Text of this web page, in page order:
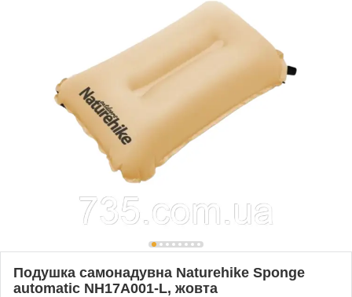
Подушка самонадувна Naturehike Sponge
automatic NH17A001-L, жовта